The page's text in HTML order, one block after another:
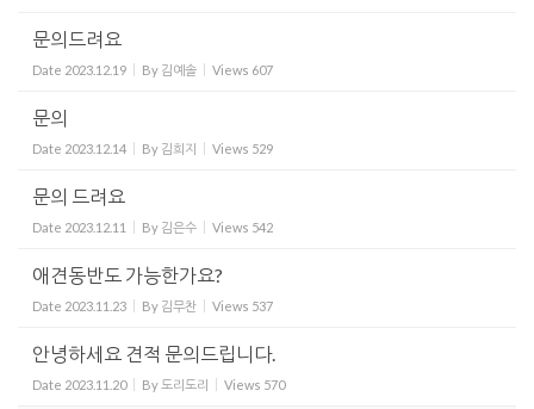
문의드려요
Date 2023.12.19 By 김예솔 Views 607
문의
Date 2023.12.14 By 김희지 Views 529
문의 드려요
Date 2023.12.11 By 김은수 Views 542
애견동반도 가능한가요?
Date 2023.11.23 By 김무찬 Views 537
안녕하세요 견적 문의드립니다.
Date 2023.11.20 By 도리도리 Views 570